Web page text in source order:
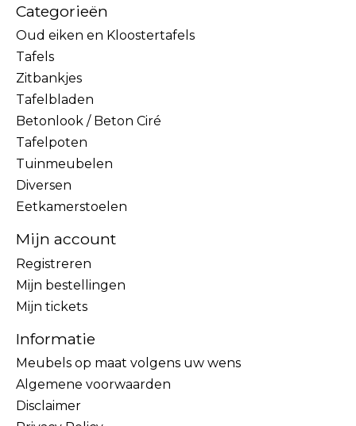
Categorieën
Oud eiken en Kloostertafels
Tafels
Zitbankjes
Tafelbladen
Betonlook / Beton Ciré
Tafelpoten
Tuinmeubelen
Diversen
Eetkamerstoelen
Mijn account
Registreren
Mijn bestellingen
Mijn tickets
Informatie
Meubels op maat volgens uw wens
Algemene voorwaarden
Disclaimer